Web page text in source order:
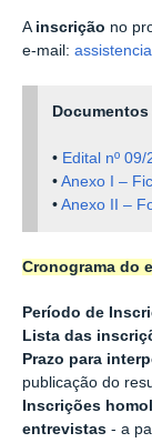
A inscrição no
e-mail:
• Edital nº 09/
•Anexo I –
•Anexo II –
Cronograma do
Período de
Lista das
Prazo para
publicação do
Inscrições
entrevistas - a